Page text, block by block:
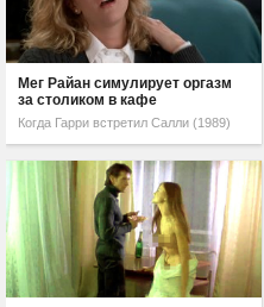
Мег Райан симулирует оргазм
за столиком в кафе
Когда Гарри встретил Салли (1989)